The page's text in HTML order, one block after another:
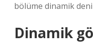
bölüme dinamik
Dinamik